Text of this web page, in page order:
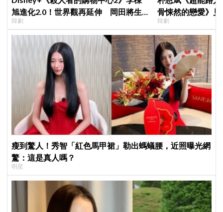
旭進化2.0！世界觀再延伸 岡田將生
登場竟殺了「他」
韓劇
骨悚然的戀愛》
演技獲讚「信看演
韓劇
瘦到驚人！秀智「紅色馬甲裙」勒出螞蟻腰，近照曝光網
驚：這是真人嗎？
明星